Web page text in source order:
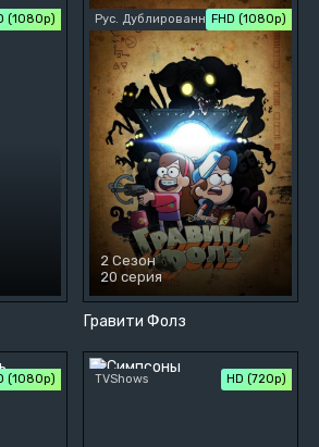
(1080p)
Гравити Фолз
Рус. ДублированныйFHD (1080p)
2 Сезон
20 серия
(1080p) TVShows HD (720p)